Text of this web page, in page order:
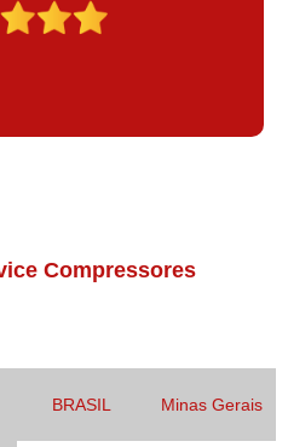
Compressores
BRASIL Minas Gerais